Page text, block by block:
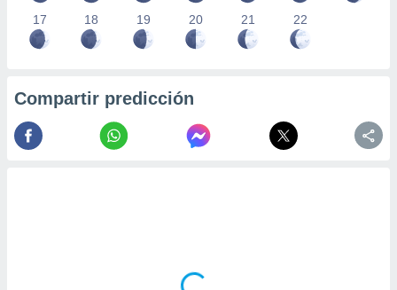
17 18 19 20 21 22
Compartir predicción